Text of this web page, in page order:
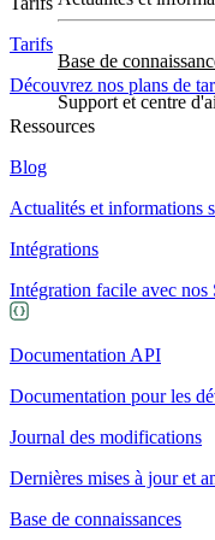
Base de
Support et centre
Tarifs
Découvrez nos plans de
Ressources
Blog
Actualités et informations
Intégrations
Intégration facile avec nos
Documentation API
Documentation pour les
Journal des modifications
Dernières mises à jour et
Base de connaissances